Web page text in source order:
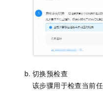
切换预检查
该步骤用于检查当前